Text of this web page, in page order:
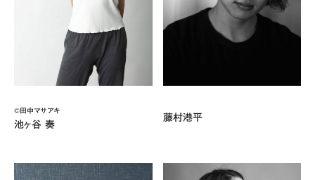
©️田中マサアキ
池ヶ谷 奏
藤村港平